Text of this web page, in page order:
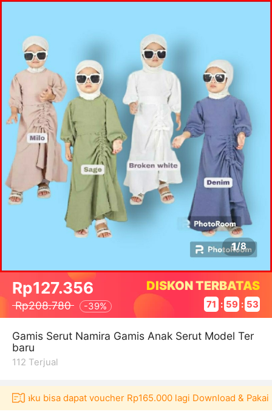
1/8
Rp127.356
Rp208.780 -39%
DISKON TERBATAS
71 : 59 : 53
Gamis Serut Namira Gamis Anak Serut Model Ter
baru
112 Terjual
bisa dapat voucher Rp165.000 lagi Download & Pakai！